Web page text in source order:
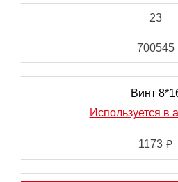
23
700545
Винт
Используется в
1173 i